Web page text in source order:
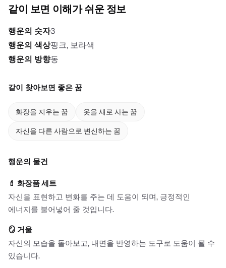
같이 보면 이해가 쉬운 정보
행운의 숫자3
행운의 색상핑크, 보라색
행운의 방향동
같이 찾아보면 좋은 꿈
화장을 지우는 꿈 옷을 새로 사는 꿈
자신을 다른 사람으로 변신하는 꿈
행운의 물건
💄 화장품 세트
자신을 표현하고 변화를 주는 데 도움이 되며, 긍정적인
에너지를 불어넣어 줄 것입니다.
🪞 거울
자신의 모습을 돌아보고, 내면을 반영하는 도구로 도움이 될 수
있습니다.